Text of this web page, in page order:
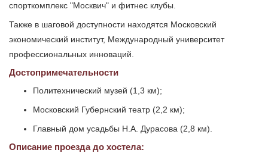
спорткомплекс "Москвич" и фитнес клубы.
Также в шаговой доступности находятся Московский
экономический институт, Международный университет
профессиональных инноваций.
Достопримечательности
Политехнический музей (1,3 км);
Московский Губернский театр (2,2 км);
Главный дом усадьбы Н.А. Дурасова (2,8 км).
Описание проезда до хостела: